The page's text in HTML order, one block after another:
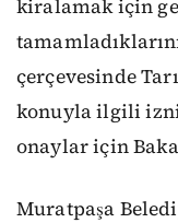
kiralamak için
çerçevesinde
konuyla ilgili
onaylar için
Muratpaşa